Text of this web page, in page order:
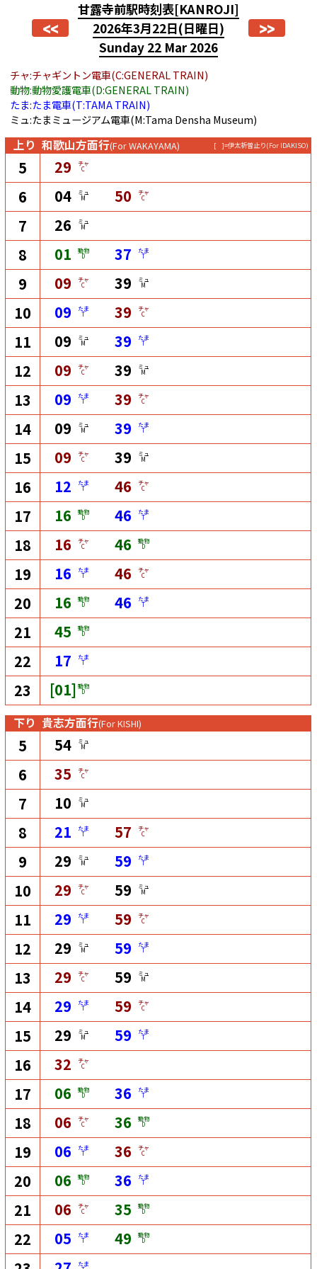
<<
甘露寺前駅時刻表[KANROJI]
2026年3月22日(日曜日)
Sunday 22 Mar 2026
>>
チャ:チャギントン電車(C:GENERAL TRAIN)
動物:動物愛護電車(D:GENERAL TRAIN)
たま:たま電車(T:TAMA TRAIN)
ミュ:たまミュージアム電車(M:Tama Densha Museum)
上り 和歌山方面行(For WAKAYAMA) [ ]=伊太祈曽止り(For IDAKISO)
5 29 チャ
C
6 04 ミュ
M 50 チャ
C
7 26 ミュ
M
8 01 動物
D 37 たま
T
9 09 チャ
C 39 ミュ
M
10 09 たま
T 39 チャ
C
11 09 ミュ
M 39 たま
T
12 09 チャ
C 39 ミュ
M
13 09 たま
T 39 チャ
C
14 09 ミュ
M 39 たま
T
15 09 チャ
C 39 ミュ
M
16 12 たま
T 46 チャ
C
17 16 動物
D 46 たま
T
18 16 チャ
C 46 動物
D
19 16 たま
T 46 チャ
C
20 16 動物
D 46 たま
T
21 45 動物
D
22 17 たま
T
23 [01] 動物
D
下り 貴志方面行(For KISHI)
5 54 ミュ
M
6 35 チャ
C
7 10 ミュ
M
8 21 たま
T 57 チャ
C
9 29 ミュ
M 59 たま
T
10 29 チャ
C 59 ミュ
M
11 29 たま
T 59 チャ
C
12 29 ミュ
M 59 たま
T
13 29 チャ
C 59 ミュ
M
14 29 たま
T 59 チャ
C
15 29 ミュ
M 59 たま
T
16 32 チャ
C
17 06 動物
D 36 たま
T
18 06 チャ
C 36 動物
D
19 06 たま
T 36 チャ
C
20 06 動物
D 36 たま
T
21 06 チャ
C 35 動物
D
22 05 たま
T 49 動物
D
たま